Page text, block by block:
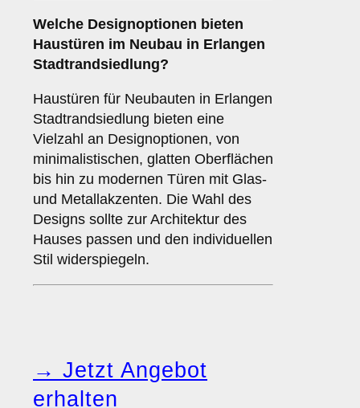
Welche Designoptionen bieten
Haustüren im Neubau in Erlangen
Stadtrandsiedlung?
Haustüren für Neubauten in Erlangen
Stadtrandsiedlung bieten eine
Vielzahl an Designoptionen, von
minimalistischen, glatten Oberflächen
bis hin zu modernen Türen mit Glas-
und Metallakzenten. Die Wahl des
Designs sollte zur Architektur des
Hauses passen und den individuellen
Stil widerspiegeln.
→ Jetzt Angebot
erhalten